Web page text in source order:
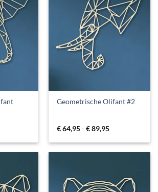
Geometrische Olifant #2
€64,95-€89,95Prijsklasse:
tot